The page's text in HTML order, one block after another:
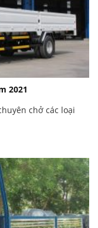
2021
chở các loại